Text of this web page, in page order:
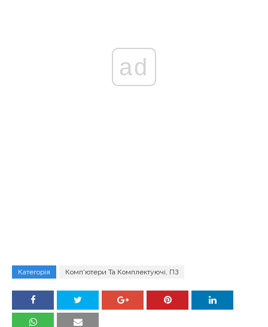
ad
Категорія Комп'ютери Та Комплектуючі, ПЗ